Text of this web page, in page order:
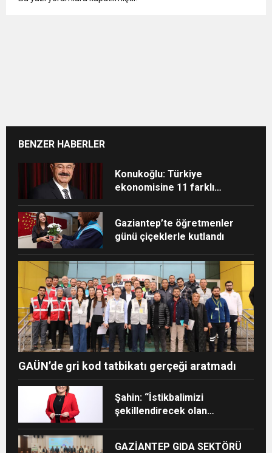
BENZER HABERLER
Konukoğlu: Türkiye
ekonomisine 11 farklı
Gaziantep’te öğretmenler
günü çiçeklerle kutlandı
GAÜN’de gri kod tatbikatı gerçeği aratmadı
Şahin: “İstikbalimizi
şekillendirecek olan
GAZİANTEP GIDA SEKTÖRÜ